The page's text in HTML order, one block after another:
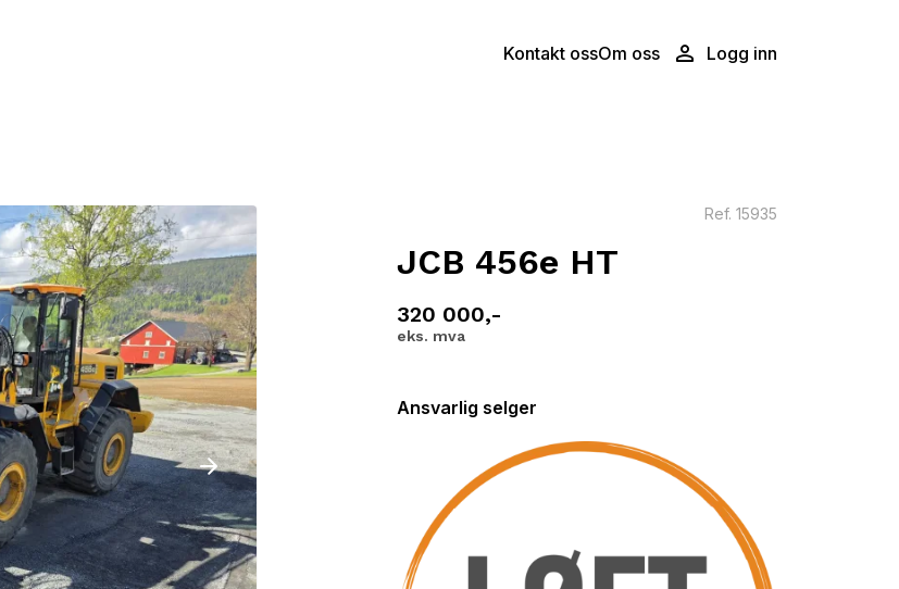
Kontakt ossOm oss Logg inn
Ref. 15935
JCB 456e HT
320 000,-
eks. mva
Ansvarlig selger